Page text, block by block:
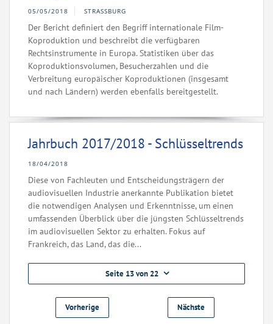
05/05/2018 STRASSBURG
Der Bericht definiert den Begriff internationale Film-
Koproduktion und beschreibt die verfügbaren
Rechtsinstrumente in Europa. Statistiken über das
Koproduktionsvolumen, Besucherzahlen und die
Verbreitung europäischer Koproduktionen (insgesamt
und nach Ländern) werden ebenfalls bereitgestellt.
Jahrbuch 2017/2018 - Schlüsseltrends
18/04/2018
Diese von Fachleuten und Entscheidungsträgern der
audiovisuellen Industrie anerkannte Publikation bietet
die notwendigen Analysen und Erkenntnisse, um einen
umfassenden Überblick über die jüngsten Schlüsseltrends
im audiovisuellen Sektor zu erhalten. Fokus auf
Frankreich, das Land, das die...
Seite 13 von 22
Vorherige Nächste